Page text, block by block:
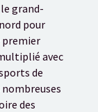
grand-
pour
premier
avec
de
des